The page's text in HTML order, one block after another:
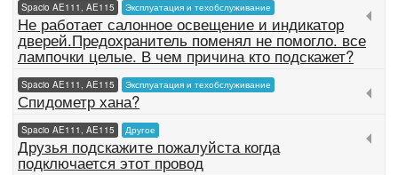
Spacio AE111, AE115 Эксплуатация и техобслуживание
Не работает салонное освещение и индикатор
дверей.Предохранитель поменял не помогло. все
лампочки целые. В чем причина кто подскажет?
Spacio AE111, AE115 Эксплуатация и техобслуживание
Спидометр хана?
Spacio AE111, AE115 Другое
Друзья подскажите пожалуйста когда
подключается этот провод